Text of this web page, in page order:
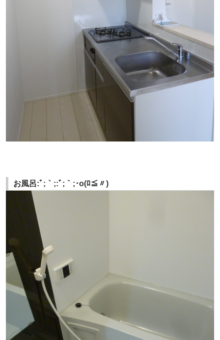
お風呂:ﾞ;｀;:ﾞ;｀;･o(ﾛ≦〃)